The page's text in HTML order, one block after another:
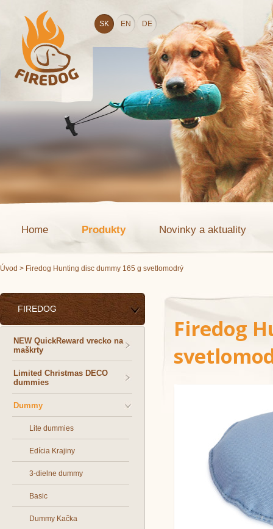
SK EN DE
Home Produkty Novinky a aktuality
Úvod > Firedog Hunting disc dummy 165 g svetlomodrý
FIREDOG
NEW QuickReward vrecko na
maškrty
Limited Christmas DECO
dummies
Dummy
Lite dummies
Edícia Krajiny
3-dielne dummy
Basic
Dummy Kačka
Firedog